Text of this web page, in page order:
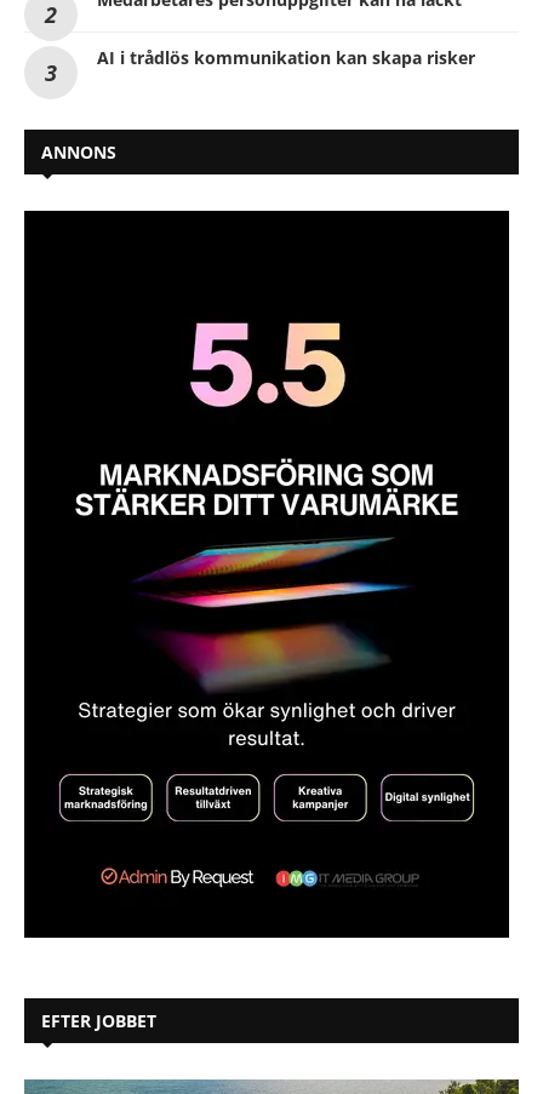
AI i trådlös kommunikation kan skapa risker
ANNONS
EFTER JOBBET